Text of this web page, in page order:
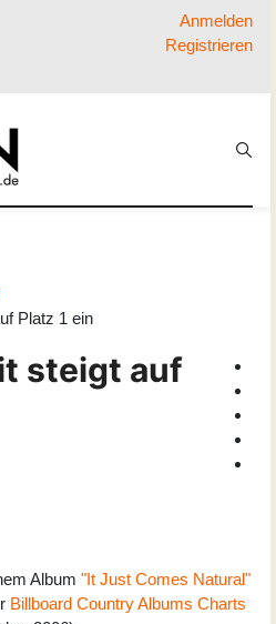
Anmelden
Registrieren
Platz 1 ein
steigt auf
Album "It Just Comes Natural"
Billboard Country Albums Charts